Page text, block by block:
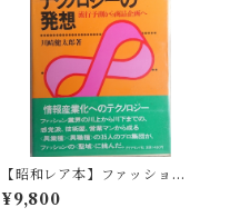
【昭和レア本】ファッション
テクノロジーの発想 流行予
測から商品企画へ (マーケティ
¥9,800